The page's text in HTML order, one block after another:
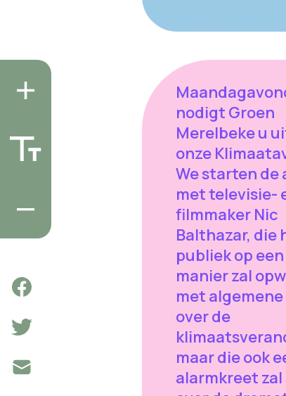
nodigt Groen
Merelbeke u
onze
We starten de
met televisie-
filmmaker Nic
Balthazar, die
publiek op
manier zal
met
over de
maar die ook
alarmkreet zal